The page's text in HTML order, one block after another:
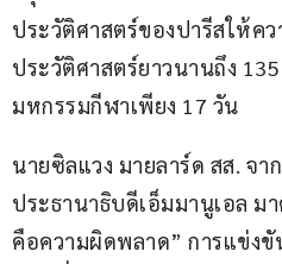
ประวัติศาสตร์ของปารีสให้ค
ประวัติศาสตร์ยาวนานถึง
มหกรรมกีฬาเพียง 17 วัน
นายซิลแวง มายลาร์ด สส. จา
ประธานาธิบดีเอ็มมานูเอล ม
คือความผิดพลาด” การแข่ง